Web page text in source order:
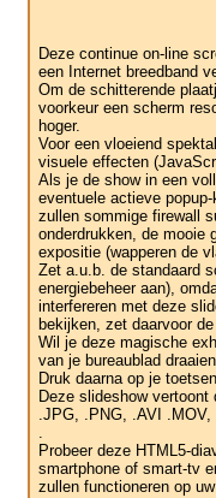
Deze continue on-line
een Internet breedband
Om de schitterende
voorkeur een scherm
hoger.
Voor een vloeiend
visuele effecten
Als je de show in een
eventuele actieve
zullen sommige firewall
onderdrukken, de mooie
expositie (wapperen de
Zet a.u.b. de standaard
energiebeheer aan),
interfereren met deze
bekijken, zet daarvoor
Wil je deze magische
van je bureaublad
Druk daarna op je
Deze slideshow
.JPG, .PNG, .AVI
.
Probeer deze HTML5-
smartphone of smart-tv
zullen functioneren op